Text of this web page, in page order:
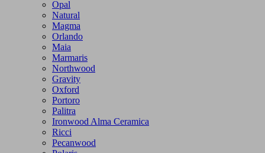
Opal
Natural
Magma
Orlando
Maia
Marmaris
Northwood
Gravity
Oxford
Portoro
Palitra
Ironwood Alma Ceramica
Ricci
Pecanwood